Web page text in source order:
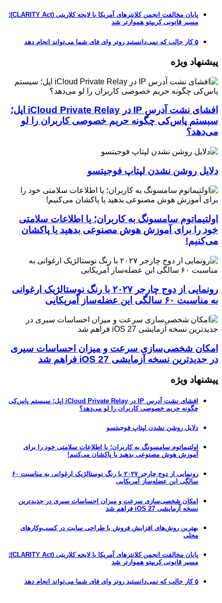
پایان مخالفت انجمن کلانترهای آمریکا با لایحه کلاریتی (CLARITY Act)؛
مسیر قانونی کریپتو هموارتر شد
۵ کار جالب که نمی‌دانستید روتر وای فای شما می‌تواند انجام دهد
پیشنهاد ویژه
افشای نشت آدرس IP در iCloud Private Relay اپل؛
سیستم پاس‌کی چگونه حریم خصوصی کاربران را لو
می‌دهد؟
دلایل روشن نشدن لپتاپ فوجیتسو
اولتیماتوم سامسونگ به کاربران؛ یا اطلاعات سلامتی
خود را برای آموزش هوش مصنوعی بدهید یا پاکشان
می‌کنیم!
رونمایی از دوج چارجر ۲۰۲۷ با رنگ نوستالژیک ارغوانی
به مناسبت ۶۰ سالگی این عضله‌ساز آمریکایی
امکان شخصی‌سازی سرعت و میزان احساسات سیری
در جدیدترین نسخه آزمایشی iOS 27 فراهم شد
پیشنهاد ویژه
افشای نشت آدرس IP در iCloud Private Relay اپل؛ سیستم پاس‌کی
چگونه حریم خصوصی کاربران را لو می‌دهد؟
دلایل روشن نشدن لپتاپ فوجیتسو
اولتیماتوم سامسونگ به کاربران؛ یا اطلاعات سلامتی خود را برای
آموزش هوش مصنوعی بدهید یا پاکشان می‌کنیم!
رونمایی از دوج چارجر ۲۰۲۷ با رنگ نوستالژیک ارغوانی به مناسبت ۶۰
سالگی این عضله‌ساز آمریکایی
امکان شخصی‌سازی سرعت و میزان احساسات سیری در جدیدترین
نسخه آزمایشی iOS 27 فراهم شد
بهترین روش‌های افزایش فروش با طراحی سایت در کسب‌وکارهای
محلی
پایان مخالفت انجمن کلانترهای آمریکا با لایحه کلاریتی (CLARITY Act)؛
مسیر قانونی کریپتو هموارتر شد
۵ کار جالب که نمی‌دانستید روتر وای فای شما می‌تواند انجام دهد